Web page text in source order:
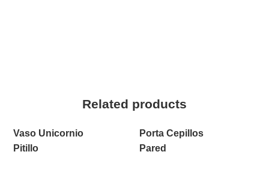
Related products
Vaso Unicornio
Pitillo
Porta Cepillos
Pared